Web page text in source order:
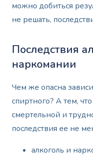
можно добиться
не решать,
Последствия
наркомании
Чем же опасна
спиртного? А тем,
смертельной и
последствия ее не
алкоголь и